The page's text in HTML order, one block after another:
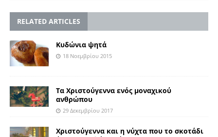
RELATED ARTICLES
Κυδώνια ψητά
18 Νοεμβρίου 2015
Τα Χριστούγεννα ενός μοναχικού
ανθρώπου
29 Δεκεμβρίου 2017
Χριστούγεννα και η νύχτα που το σκοτάδι